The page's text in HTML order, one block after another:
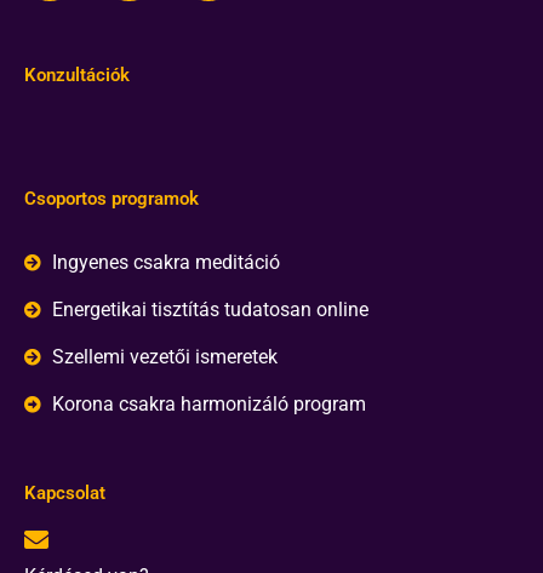
Konzultációk
Csoportos programok
Ingyenes csakra meditáció
Energetikai tisztítás tudatosan online
Szellemi vezetői ismeretek
Korona csakra harmonizáló program
Kapcsolat